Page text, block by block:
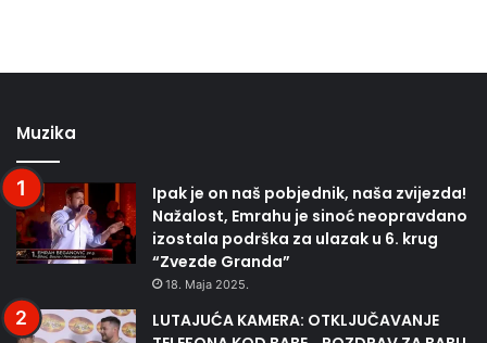
Muzika
Ipak je on naš pobjednik, naša zvijezda!
Nažalost, Emrahu je sinoć neopravdano
izostala podrška za ulazak u 6. krug
“Zvezde Granda”
18. Maja 2025.
LUTAJUĆA KAMERA: OTKLJUČAVANJE